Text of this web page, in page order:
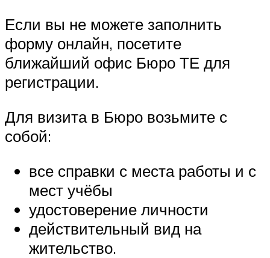
Если вы не можете заполнить
форму онлайн, посетите
ближайший офис Бюро ТЕ для
регистрации.
Для визита в Бюро возьмите с
собой:
все справки с места работы и с
мест учёбы
удостоверение личности
действительный вид на
жительство.